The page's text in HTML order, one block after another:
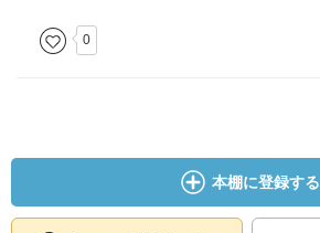
0
本棚に登録する